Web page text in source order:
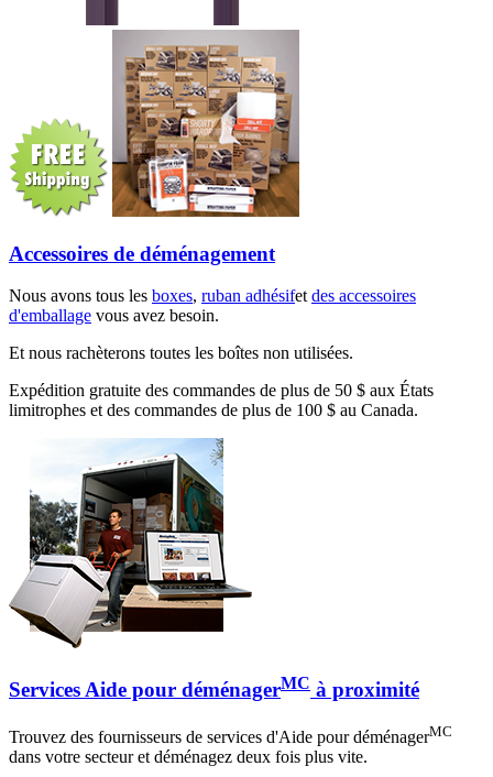
Accessoires de déménagement
Nous avons tous les boxes, ruban adhésifetdes accessoires
d'emballage vous avez besoin.
Et nous rachèterons toutes les boîtes non utilisées.
Expédition gratuite des commandes de plus de 50 $ aux États
limitrophes et des commandes de plus de 100 $ au Canada.
Services Aide pour déménagerMC à proximité
Trouvez des fournisseurs de services d'Aide pour déménagerMC
dans votre secteur et déménagez deux fois plus vite.